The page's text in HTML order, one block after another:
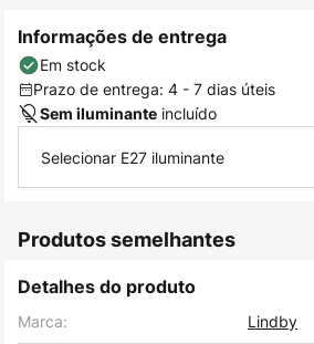
Informações de entrega
Em stock
Prazo de entrega: 4 - 7 dias úteis
Sem iluminante incluído
Selecionar E27 iluminante
Produtos semelhantes
Detalhes do produto
Marca:
Lindby